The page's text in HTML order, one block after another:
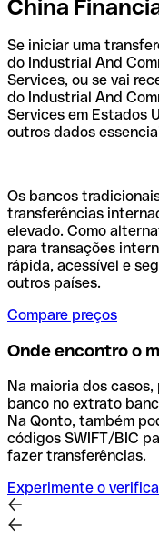
China
Se iniciar uma
do Industrial And
Services, ou se vai
do Industrial And
Services em Estados
outros dados
Os bancos
transferências
elevado. Como
para transações
rápida, acessível e
outros países.
Compare preços
Onde encontro o
Na maioria dos
banco no extrato
Na Qonto, também
códigos SWIFT/BIC
fazer transferências.
Experimente o